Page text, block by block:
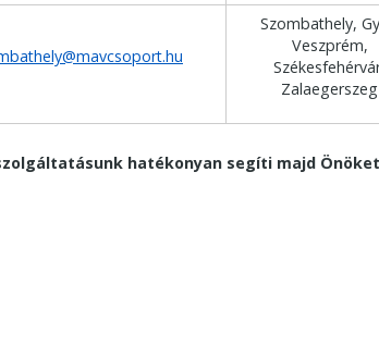
Szombathely,
Veszprém,
Zalaegerszeg
hatékonyan segíti majd